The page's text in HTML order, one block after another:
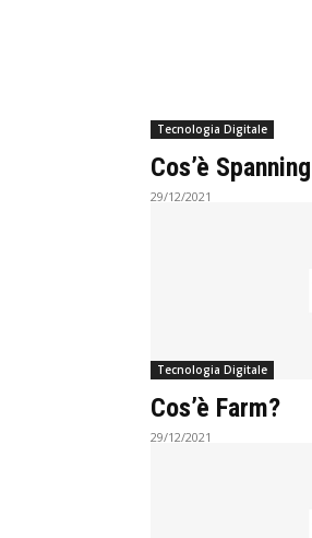
Tecnologia Digitale
Cos’è
29/12/2021
Tecnologia Digitale
Cos’è Farm?
29/12/2021